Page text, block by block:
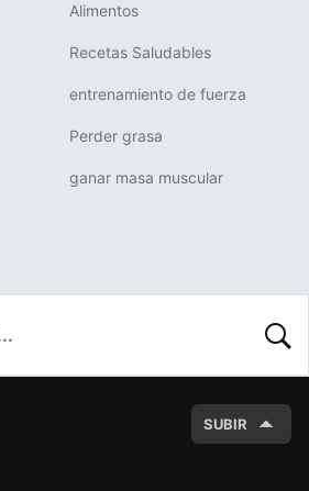
Alimentos
Recetas Saludables
entrenamiento de fuerza
Perder grasa
ganar masa muscular
SUBIR